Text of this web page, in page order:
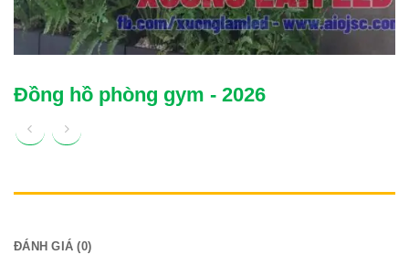
Đồng hồ phòng gym - 2026
ĐÁNH GIÁ (0)